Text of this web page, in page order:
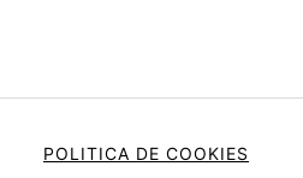
POLITICA DE COOKIES